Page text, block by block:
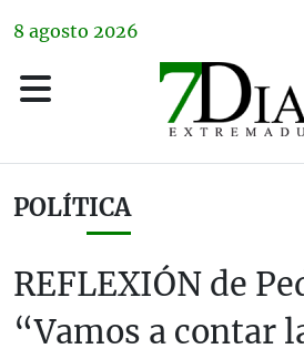
8 agosto 2026
POLÍTICA
REFLEXIÓN de
“Vamos a contar